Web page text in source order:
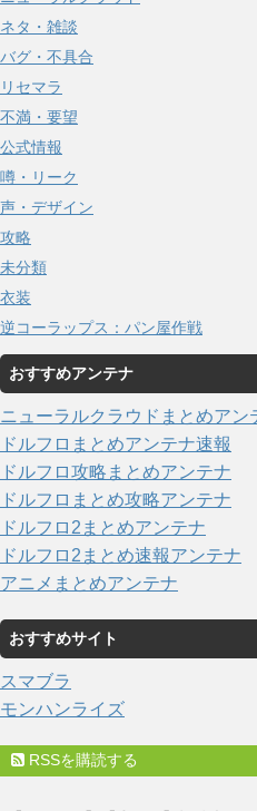
ネタ・雑談
バグ・不具合
リセマラ
不満・要望
公式情報
噂・リーク
声・デザイン
攻略
未分類
衣装
逆コーラップス：パン屋作戦
おすすめアンテナ
ニューラルクラウドまとめアン
ドルフロまとめアンテナ速報
ドルフロ攻略まとめアンテナ
ドルフロまとめ攻略アンテナ
ドルフロ2まとめアンテナ
ドルフロ2まとめ速報アンテナ
アニメまとめアンテナ
おすすめサイト
スマブラ
モンハンライズ
RSSを購読する